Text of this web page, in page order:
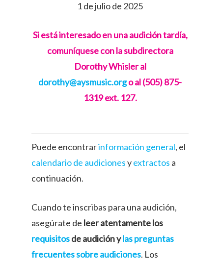
1 de julio de 2025
Si está interesado en una audición tardía,
comuníquese con la subdirectora
Dorothy Whisler al
dorothy@aysmusic.orgo al (505) 875-
1319 ext. 127.
Puede encontrarinformación general, el
calendario de audicionesyextractos a
continuación.
Cuando te inscribas para una audición,
asegúrate de leer atentamente los
requisitosde audición ylas preguntas
frecuentes sobre audiciones. Los